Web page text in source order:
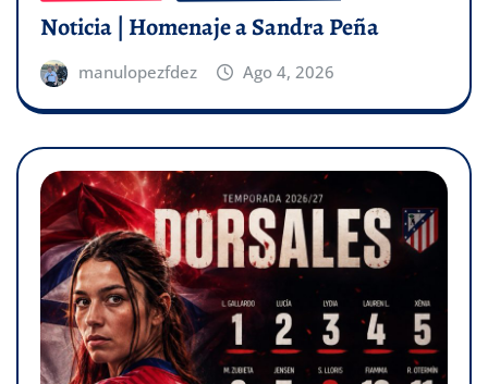
Noticia | Homenaje a Sandra Peña
manulopezfdez Ago 4, 2026